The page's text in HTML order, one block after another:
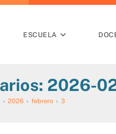
ESCUELA
2026-
› 2026 › febrero › 3